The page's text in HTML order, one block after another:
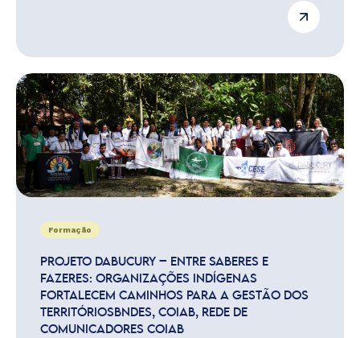
Formação
PROJETO DABUCURY – ENTRE SABERES E
FAZERES: ORGANIZAÇÕES INDÍGENAS
FORTALECEM CAMINHOS PARA A GESTÃO DOS
TERRITÓRIOSBNDES, COIAB, REDE DE
COMUNICADORES COIAB